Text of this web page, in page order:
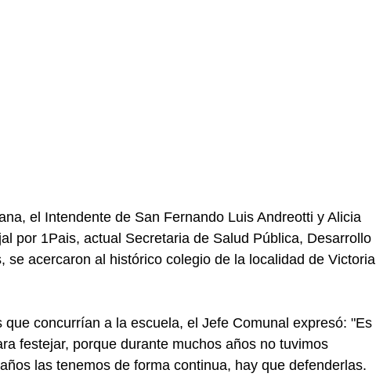
el Intendente de San Fernando Luis Andreotti y Alicia
por 1Pais, actual Secretaria de Salud Pública, Desarrollo
se acercaron al histórico colegio de la localidad de Victoria
concurrían a la escuela, el Jefe Comunal expresó: "Es
festejar, porque durante muchos años no tuvimos
las tenemos de forma continua, hay que defenderlas.